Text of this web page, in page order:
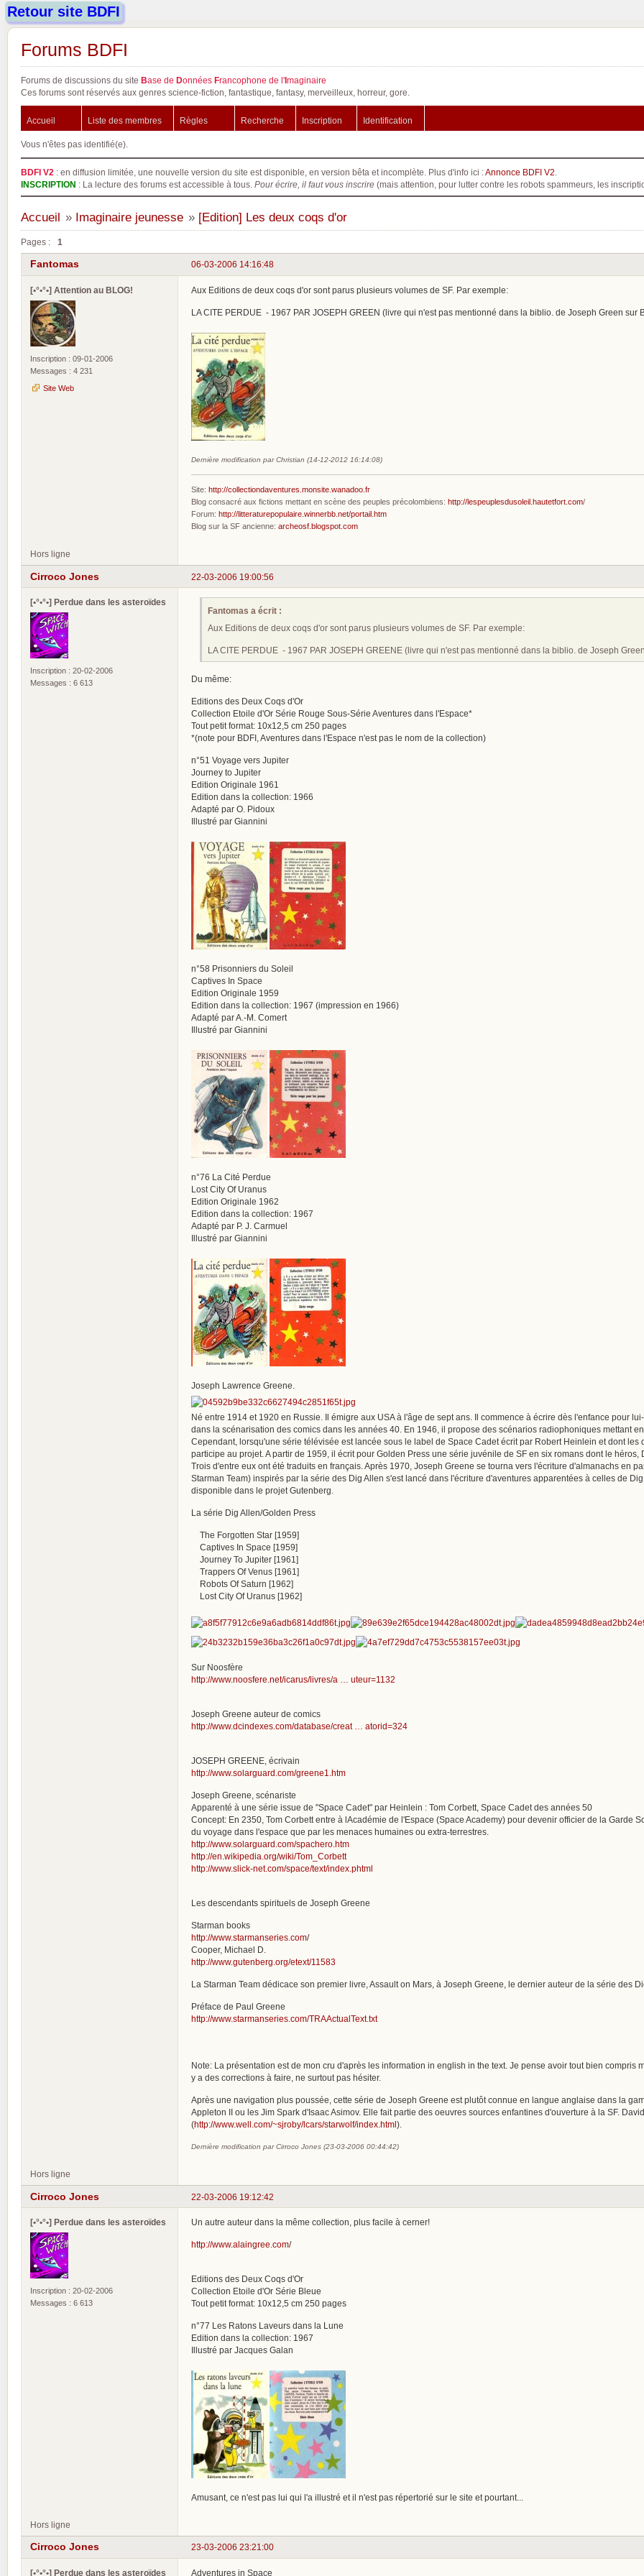
Retour site BDFI
Forums BDFI
Forums de discussions du site Base de Données Francophone de l'Imaginaire
Ces forums sont réservés aux genres science-fiction, fantastique, fantasy, merveilleux, horreur, gore.
Accueil Liste des membres Règles Recherche Inscription Identification
Vous n'êtes pas identifié(e).
BDFI V2 : en diffusion limitée, une nouvelle version du site est disponible, en version bêta et incomplète. Plus d'info ici :Annonce BDFI V2
INSCRIPTION : La lecture des forums est accessible à tous. Pour écrire, il faut vous inscrire (mais attention, pour lutter contre les robots spammeurs, les
Accueil » Imaginaire jeunesse » [Edition] Les deux coqs d'or
Pages : 1
06-03-2006 14:16:48
Fantomas
[•°•°•] Attention au BLOG!
Inscription : 09-01-2006
Messages : 4 231
Site Web
Aux Editions de deux coqs d'or sont parus plusieurs volumes de SF. Par exemple:
LA CITE PERDUE - 1967 PAR JOSEPH GREEN (livre qui n'est pas mentionné dans la biblio. de Joseph Green sur
Dernière modification par Christian (14-12-2012 16:14:08)
Site: http://collectiondaventures.monsite.wanadoo.fr
Blog consacré aux fictions mettant en scène des peuples précolombiens: http://lespeuplesdusoleil.hautetfort.com/
Forum: http://litteraturepopulaire.winnerbb.net/portail.htm
Blog sur la SF ancienne: archeosf.blogspot.com
Hors ligne
22-03-2006 19:00:56
Cirroco Jones
[•°•°•] Perdue dans les asteroïdes
Inscription : 20-02-2006
Messages : 6 613
Fantomas a écrit :
Aux Editions de deux coqs d'or sont parus plusieurs volumes de SF. Par exemple:
LA CITE PERDUE - 1967 PAR JOSEPH GREENE (livre qui n'est pas mentionné dans la biblio. de Joseph
Du même:
Editions des Deux Coqs d'Or
Collection Etoile d'Or Série Rouge Sous-Série Aventures dans l'Espace*
Tout petit format: 10x12,5 cm 250 pages
*(note pour BDFI, Aventures dans l'Espace n'est pas le nom de la collection)
n°51 Voyage vers Jupiter
Journey to Jupiter
Edition Originale 1961
Edition dans la collection: 1966
Adapté par O. Pidoux
Illustré par Giannini
n°58 Prisonniers du Soleil
Captives In Space
Edition Originale 1959
Edition dans la collection: 1967 (impression en 1966)
Adapté par A.-M. Comert
Illustré par Giannini
n°76 La Cité Perdue
Lost City Of Uranus
Edition Originale 1962
Edition dans la collection: 1967
Adapté par P. J. Carmuel
Illustré par Giannini
Joseph Lawrence Greene.
Né entre 1914 et 1920 en Russie. Il émigre aux USA à l'âge de sept ans. Il commence à écrire dès l'enfance pour
dans la scénarisation des comics dans les années 40. En 1946, il propose des scénarios radiophoniques mettant
Cependant, lorsqu'une série télévisée est lancée sous le label de Space Cadet écrit par Robert Heinlein et dont
participe au projet. A partir de 1959, il écrit pour Golden Press une série juvénile de SF en six romans dont le
Trois d'entre eux ont été traduits en français. Après 1970, Joseph Greene se tourna vers l'écriture d'almanachs en
Starman Team) inspirés par la série des Dig Allen s'est lancé dans l'écriture d'aventures apparentées à celles de
disponible dans le projet Gutenberg.
La série Dig Allen/Golden Press
The Forgotten Star [1959]
Captives In Space [1959]
Journey To Jupiter [1961]
Trappers Of Venus [1961]
Robots Of Saturn [1962]
Lost City Of Uranus [1962]
Sur Noosfère
http://www.noosfere.net/icarus/livres/a … uteur=1132
Joseph Greene auteur de comics
http://www.dcindexes.com/database/creat … atorid=324
JOSEPH GREENE, écrivain
http://www.solarguard.com/greene1.htm
Joseph Greene, scénariste
Apparenté à une série issue de "Space Cadet" par Heinlein : Tom Corbett, Space Cadet des années 50
Concept: En 2350, Tom Corbett entre à lAcadémie de l'Espace (Space Academy) pour devenir officier de la Garde
du voyage dans l'espace que par les menaces humaines ou extra-terrestres.
http://www.solarguard.com/spachero.htm
http://en.wikipedia.org/wiki/Tom_Corbett
http://www.slick-net.com/space/text/index.phtml
Les descendants spirituels de Joseph Greene
Starman books
http://www.starmanseries.com/
Cooper, Michael D.
http://www.gutenberg.org/etext/11583
La Starman Team dédicace son premier livre, Assault on Mars, à Joseph Greene, le dernier auteur de la série des
Préface de Paul Greene
http://www.starmanseries.com/TRAActualText.txt
Note: La présentation est de mon cru d'après les information in english in the text. Je pense avoir tout bien
y a des corrections à faire, ne surtout pas hésiter.
Après une navigation plus poussée, cette série de Joseph Greene est plutôt connue en langue anglaise dans la
Appleton II ou les Jim Spark d'Isaac Asimov. Elle fait partie des oeuvres sources enfantines d'ouverture à la SF.
(http://www.well.com/~sjroby/lcars/starwolf/index.html ).
Dernière modification par Cirroco Jones (23-03-2006 00:44:42)
Hors ligne
22-03-2006 19:12:42
Cirroco Jones
[•°•°•] Perdue dans les asteroïdes
Inscription : 20-02-2006
Messages : 6 613
Un autre auteur dans la même collection, plus facile à cerner!
http://www.alaingree.com/
Editions des Deux Coqs d'Or
Collection Etoile d'Or Série Bleue
Tout petit format: 10x12,5 cm 250 pages
n°77 Les Ratons Laveurs dans la Lune
Edition dans la collection: 1967
Illustré par Jacques Galan
Amusant, ce n'est pas lui qui l'a illustré et il n'est pas répertorié sur le site et pourtant...
Hors ligne
23-03-2006 23:21:00
Cirroco Jones
[•°•°•] Perdue dans les asteroïdes Adventures in Space